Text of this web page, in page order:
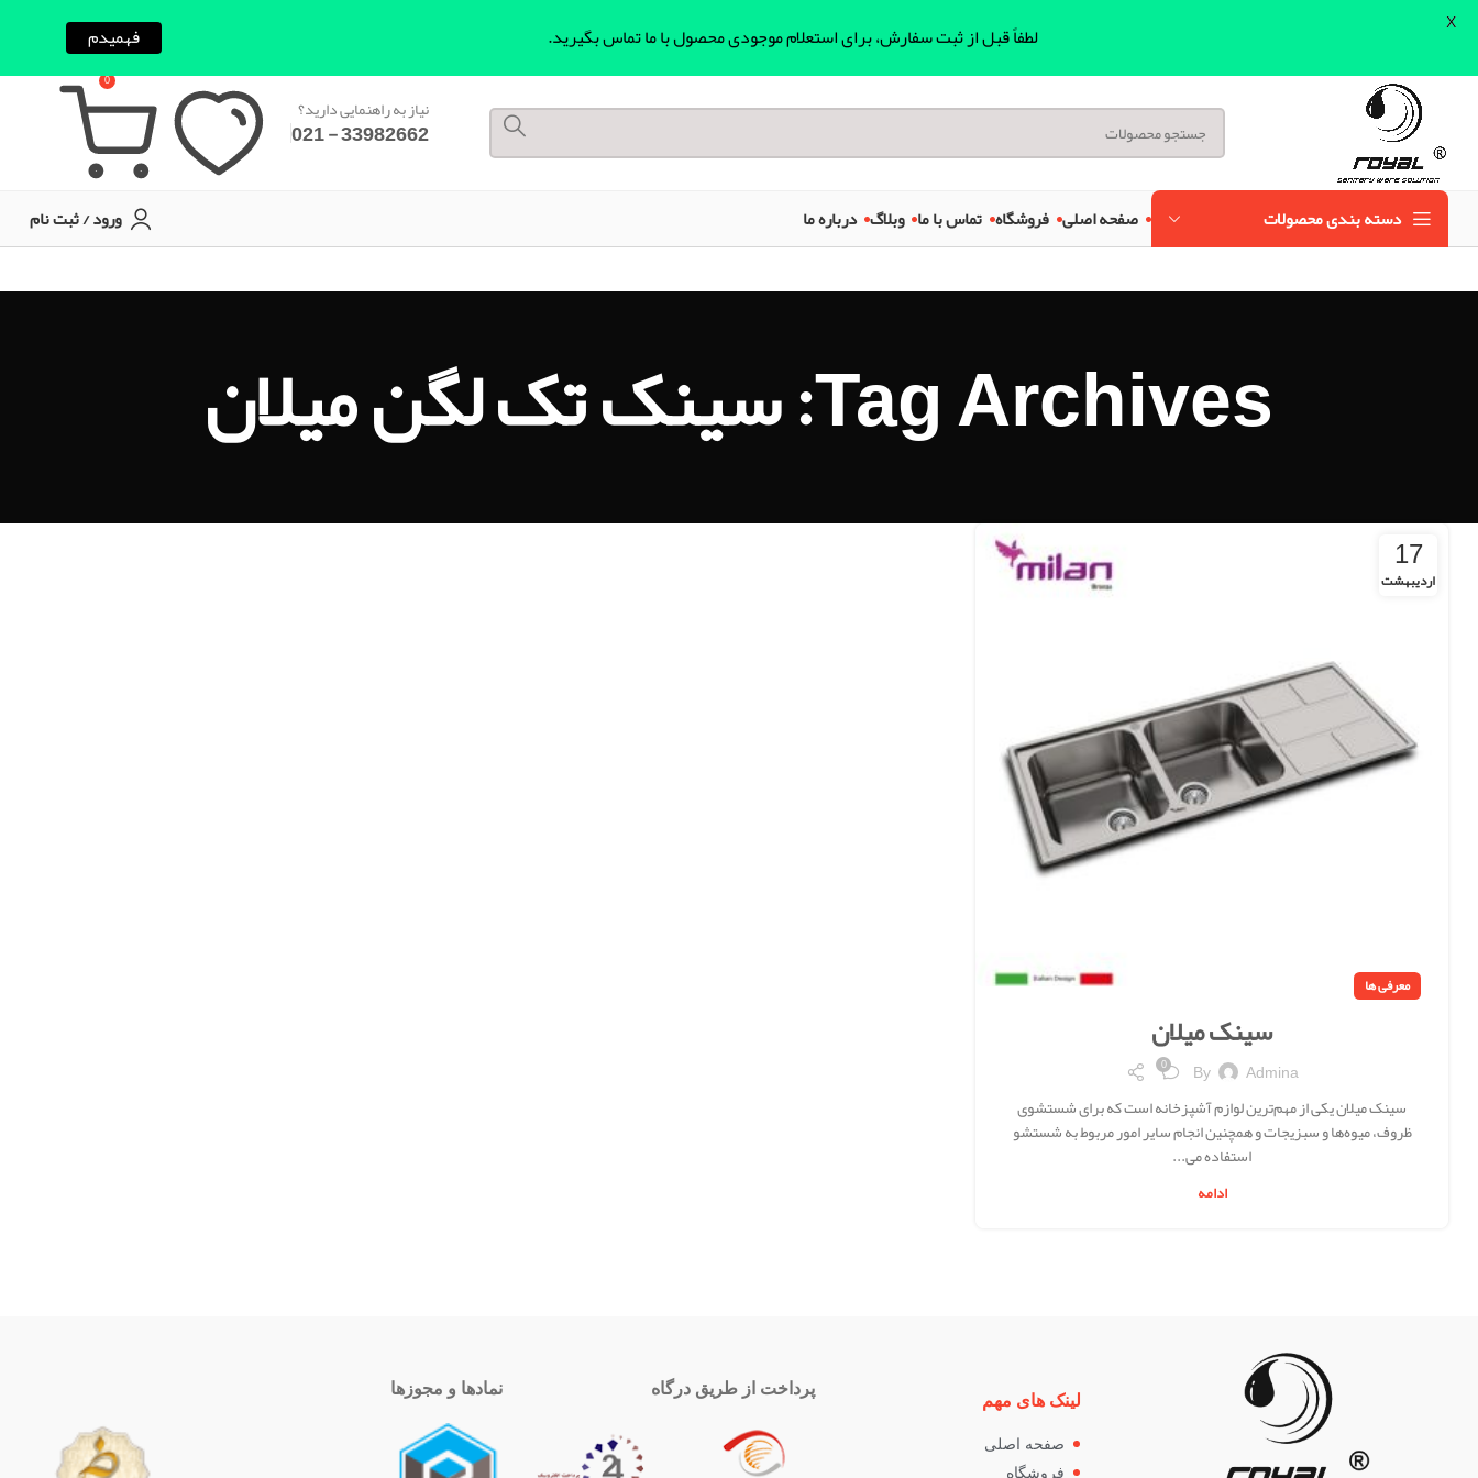
نیاز به راهنمایی دارید؟
33982662 - 021
0
دسته بندی محصولات صفحه اصلی فروشگاه تماس با ما وبلاگ درباره ما ورود / ثبت نام
Tag Archives: سینک تک لگن میلان
17
اردیبهشت
معرفی ها
سینک میلان
By Admina
0
سینک میلان یکی از مهم‌ترین لوازم آشپزخانه است که برای شستشوی
ظروف، میوه‌ها و سبزیجات و همچنین انجام سایر امور مربوط به شستشو
استفاده می...
ادامه
لینک های مهم
صفحه اصلی
فروشگاه
پرداخت از طریق درگاه نمادها و مجوزها
لطفاً قبل از ثبت سفارش، برای استعلام موجودی محصول با ما تماس بگیرید. فهمیدم X